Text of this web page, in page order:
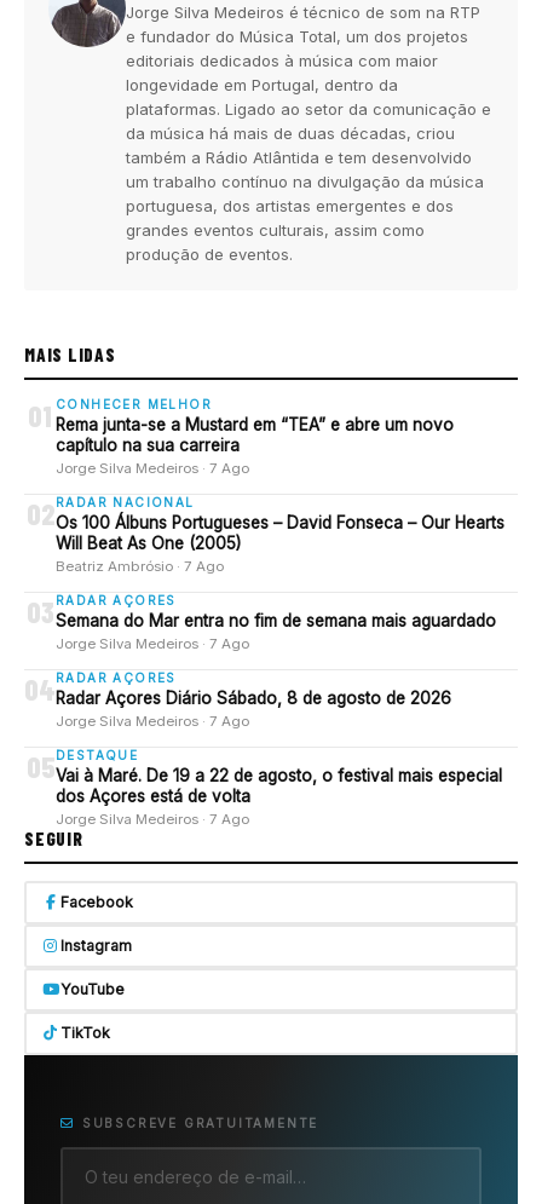
Jorge Silva Medeiros é técnico de som na RTP
e fundador do Música Total, um dos projetos
editoriais dedicados à música com maior
longevidade em Portugal, dentro da
plataformas. Ligado ao setor da comunicação e
da música há mais de duas décadas, criou
também a Rádio Atlântida e tem desenvolvido
um trabalho contínuo na divulgação da música
portuguesa, dos artistas emergentes e dos
grandes eventos culturais, assim como
produção de eventos.
MAIS LIDAS
01 CONHECER MELHOR
Rema junta-se a Mustard em “TEA” e abre um novo
capítulo na sua carreira
Jorge Silva Medeiros · 7 Ago
02 RADAR NACIONAL
Os 100 Álbuns Portugueses – David Fonseca – Our Hearts
Will Beat As One (2005)
Beatriz Ambrósio · 7 Ago
03 RADAR AÇORES
Semana do Mar entra no fim de semana mais aguardado
Jorge Silva Medeiros · 7 Ago
04RADAR AÇORES
Radar Açores Diário Sábado, 8 de agosto de 2026
Jorge Silva Medeiros · 7 Ago
05 DESTAQUE
Vai à Maré. De 19 a 22 de agosto, o festival mais especial
dos Açores está de volta
Jorge Silva Medeiros · 7 Ago
SEGUIR
Facebook
Instagram
YouTube
TikTok
SUBSCREVE GRATUITAMENTE